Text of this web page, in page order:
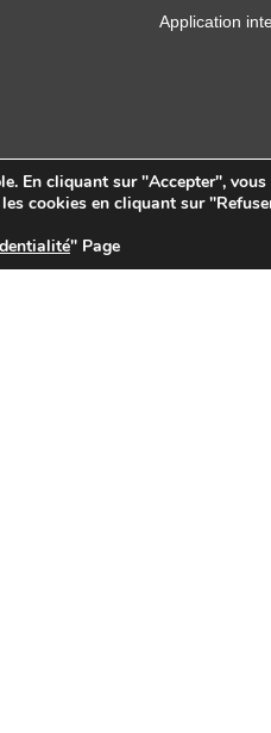
Application
En cliquant sur "Accepter",
cookies en cliquant sur
" Page